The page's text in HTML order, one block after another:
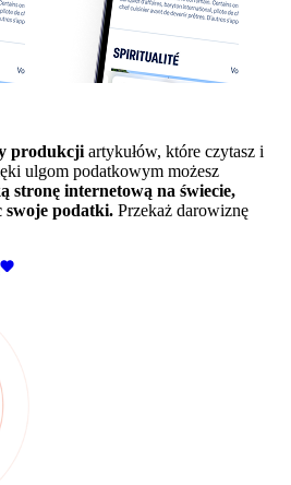
produkcji artykułów, które czytasz i
ulgom podatkowym możesz
stronę internetową na świecie,
swoje podatki. Przekaż darowiznę